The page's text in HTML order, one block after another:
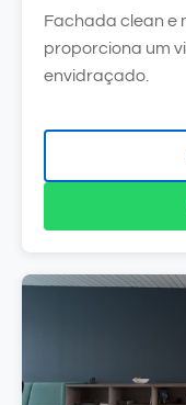
Fachada clean e
proporciona um
envidraçado.